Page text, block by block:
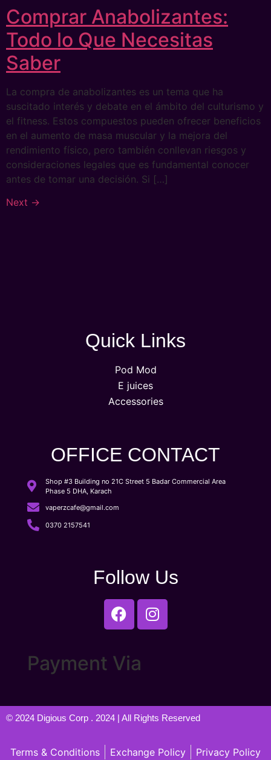
Comprar Anabolizantes:
Todo lo Que Necesitas
Saber
La compra de anabolizantes es un tema que ha
suscitado interés y debate en el ámbito del culturismo y
el fitness. Estos compuestos pueden ofrecer beneficios
en el aumento de masa muscular y la mejora del
rendimiento físico, pero también conllevan riesgos y
consideraciones legales que es fundamental conocer
antes de tomar una decisión. Si […]
Next →
Quick Links
Pod Mod
E juices
Accessories
OFFICE CONTACT
Shop #3 Building no 21C Street 5 Badar Commercial Area
Phase 5 DHA, Karach
vaperzcafe@gmail.com
0370 2157541
Follow Us
Payment Via
© 2024 Digious Corp . 2024 | All Rights Reserved
Terms & Conditions Exchange Policy Privacy Policy